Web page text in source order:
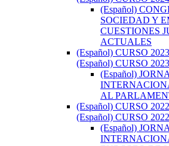
(Español)
SOCIEDAD Y
CUESTIONES
ACTUALES
(Español) CURSO
(Español) CURSO
(Español)
AL
(Español) CURSO
(Español) CURSO
(Español)